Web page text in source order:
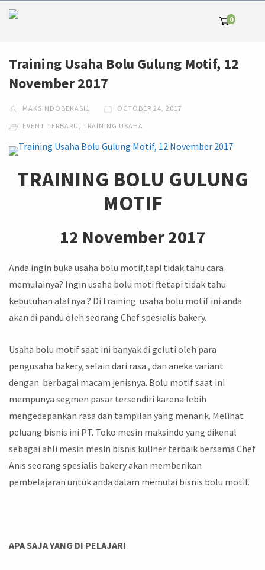
0
Training Usaha Bolu Gulung Motif, 12
November 2017
MAKSINDOBEKASI1 OCTOBER 24, 2017
EVENT TERBARU, TRAINING USAHA
TRAINING BOLU GULUNG
MOTIF
12 November 2017
Anda ingin buka usaha bolu motif,tapi tidak tahu cara
memulainya? Ingin usaha bolu moti ftetapi tidak tahu
kebutuhan alatnya ? Di training usaha bolu motif ini anda
akan di pandu oleh seorang Chef spesialis bakery.
Usaha bolu motif saat ini banyak di geluti oleh para
pengusaha bakery, selain dari rasa , dan aneka variant
dengan berbagai macam jenisnya. Bolu motif saat ini
mempunya segmen pasar tersendiri karena lebih
mengedepankan rasa dan tampilan yang menarik. Melihat
peluang bisnis ini PT. Toko mesin maksindo yang dikenal
sebagai ahli mesin mesin bisnis kuliner terbaik bersama Chef
Anis seorang spesialis bakery akan memberikan
pembelajaran untuk anda dalam memulai bisnis bolu motif.
APA SAJA YANG DI PELAJARI